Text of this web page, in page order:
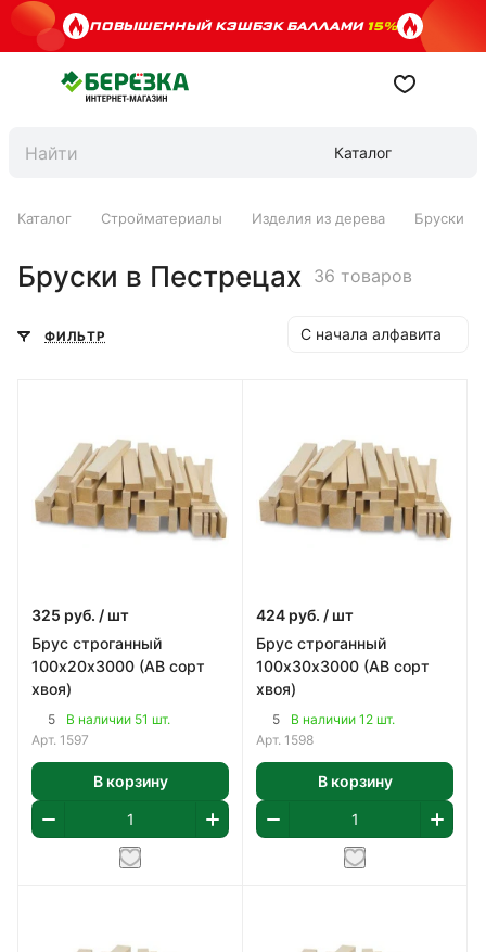
ПОВЫШЕННЫЙ КЭШБЭК БАЛЛАМИ15%
Каталог
Каталог Стройматериалы Изделия из дерева Бруски
Бруски в Пестрецах 36 товаров
ФИЛЬТР С начала алфавита
325 руб. / шт
Брус строганный
100х20х3000 (АВ сорт
хвоя)
5
В наличии 51 шт.
Арт. 1597
В корзину
424 руб. / шт
Брус строганный
100х30х3000 (АВ сорт
хвоя)
5
В наличии 12 шт.
Арт. 1598
В корзину